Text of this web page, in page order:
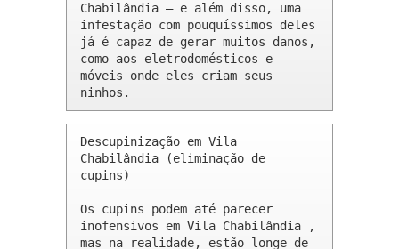
Chabilândia – e além disso, uma
infestação com pouquíssimos deles
já é capaz de gerar muitos danos,
como aos eletrodomésticos e
móveis onde eles criam seus
ninhos.
Descupinização em Vila
Chabilândia (eliminação de
cupins)
Os cupins podem até parecer
inofensivos em Vila Chabilândia ,
mas na realidade, estão longe de